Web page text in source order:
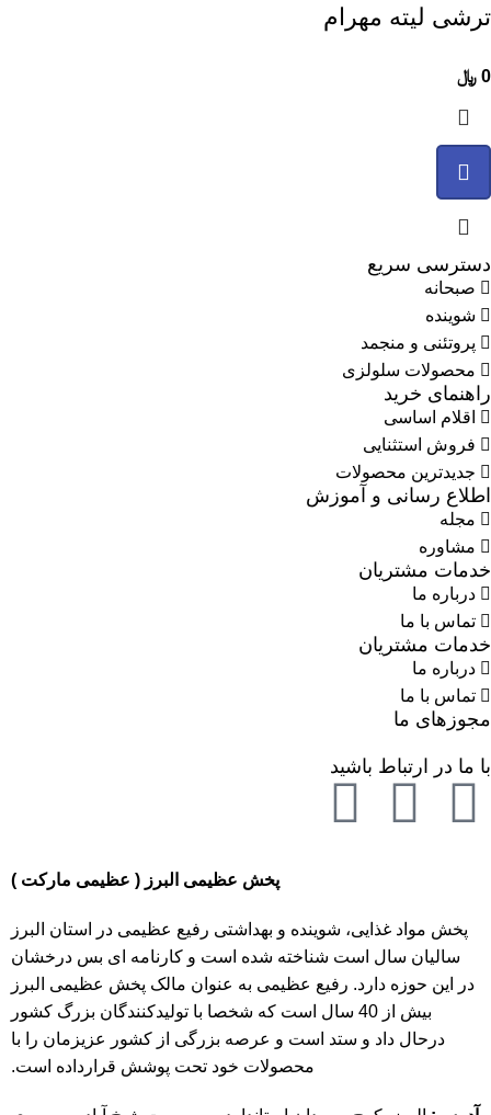
ترشی لیته مهرام
0 ﷼
دسترسی سریع
صبحانه
شوینده
پروتئنی و منجمد
محصولات سلولزی
راهنمای خرید
اقلام اساسی
فروش استثنایی
جدیدترین محصولات
اطلاع رسانی و آموزش
مجله
مشاوره
خدمات مشتریان
درباره ما
تماس با ما
خدمات مشتریان
درباره ما
تماس با ما
مجوزهای ما
با ما در ارتباط باشید
پخش عظیمی البرز ( عظیمی مارکت )
پخش مواد غذایی، شوینده و بهداشتی رفیع عظیمی در استان البرز
سالیان سال است شناخته شده است و کارنامه ای بس درخشان
در این حوزه دارد. رفیع عظیمی به عنوان مالک پخش عظیمی البرز
بیش از 40 سال است که شخصا با تولیدکنندگان بزرگ کشور
درحال داد و ستد است و عرصه بزرگی از کشور عزیزمان را با
محصولات خود تحت پوشش قرارداده است.